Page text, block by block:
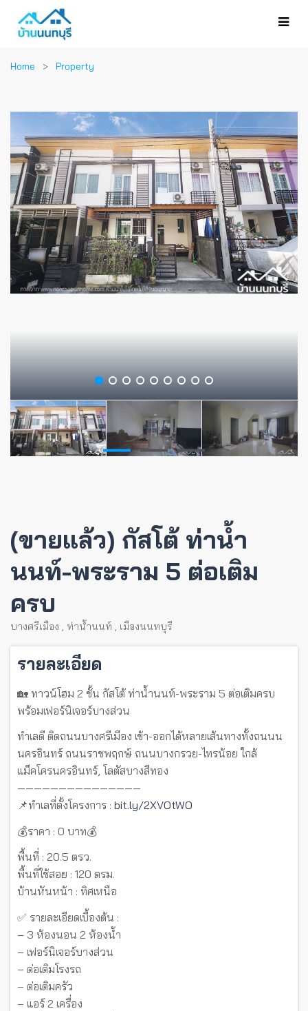
Home Property
(ขายแล้ว) กัสโต้ ท่าน้ำ
นนท์-พระราม 5 ต่อเติม
ครบ
บางศรีเมือง , ท่าน้ำนนท์ , เมืองนนทบุรี
รายละเอียด
🏡 ทาวน์โฮม 2 ชั้น กัสโต้ ท่าน้ำนนท์-พระราม 5 ต่อเติมครบ
พร้อมเฟอร์นิเจอร์บางส่วน
ทำเลดี ติดถนนบางศรีเมือง เข้า-ออกได้หลายเส้นทางทั้งถนนน
นครอินทร์ ถนนราชพฤกษ์ ถนนบางกรวย-ไทรน้อย ใกล้
แม็คโครนครอินทร์, โลตัสบางสีทอง
———————————————
📌ทำเลที่ตั้งโครงการ : bit.ly/2XVOtWO
💰ราคา : 0 บาท💰
พื้นที่ : 20.5 ตรว.
พื้นที่ใช้สอย : 120 ตรม.
บ้านหันหน้า : ทิศเหนือ
✅ รายละเอียดเบื้องต้น :
– 3 ห้องนอน 2 ห้องน้ำ
– เฟอร์นิเจอร์บางส่วน
– ต่อเติมโรงรถ
– ต่อเติมครัว
– แอร์ 2 เครื่อง